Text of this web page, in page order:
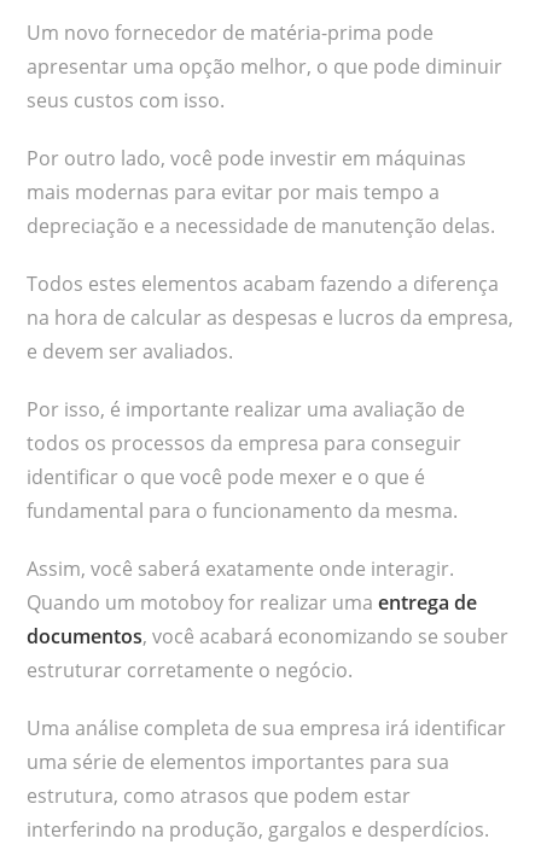
Um novo fornecedor de matéria-prima pode
apresentar uma opção melhor, o que pode diminuir
seus custos com isso.
Por outro lado, você pode investir em máquinas
mais modernas para evitar por mais tempo a
depreciação e a necessidade de manutenção delas.
Todos estes elementos acabam fazendo a diferença
na hora de calcular as despesas e lucros da empresa,
e devem ser avaliados.
Por isso, é importante realizar uma avaliação de
todos os processos da empresa para conseguir
identificar o que você pode mexer e o que é
fundamental para o funcionamento da mesma.
Assim, você saberá exatamente onde interagir.
Quando um motoboy for realizar umaentrega de
documentos, você acabará economizando se souber
estruturar corretamente o negócio.
Uma análise completa de sua empresa irá identificar
uma série de elementos importantes para sua
estrutura, como atrasos que podem estar
interferindo na produção, gargalos e desperdícios.